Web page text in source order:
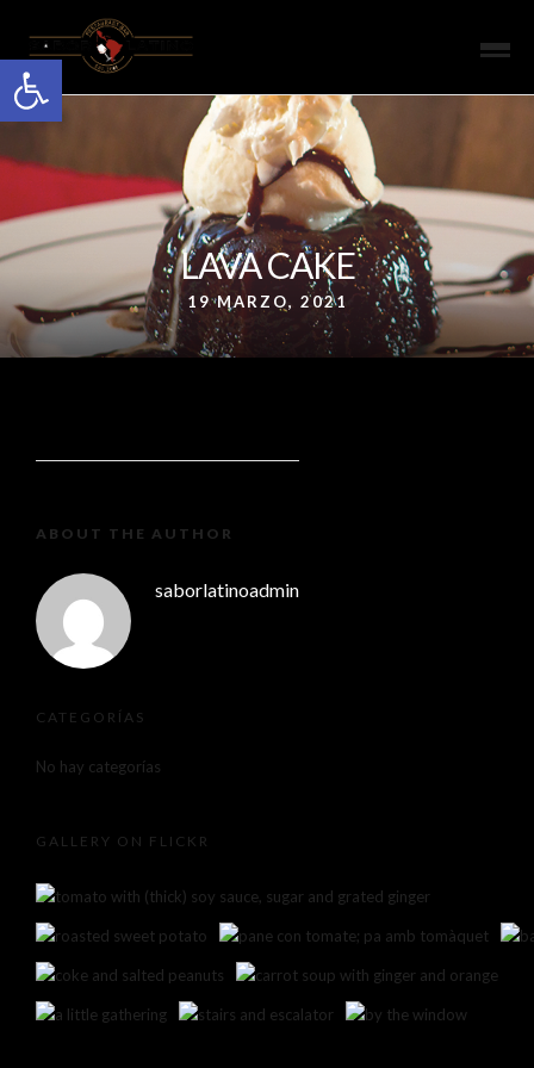
Open toolbar
LAVA CAKE
19 MARZO, 2021
ABOUT THE AUTHOR
saborlatinoadmin
CATEGORÍAS
No hay categorías
GALLERY ON FLICKR